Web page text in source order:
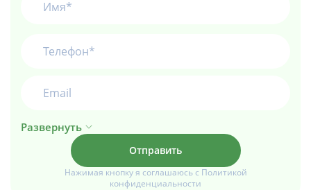
Развернуть
Нажимая кнопку я соглашаюсь с Политикой
конфиденциальности